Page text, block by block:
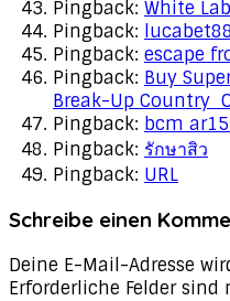
Pingback: White
Pingback: lucabet88
Pingback: escape
Pingback: Buy
Break-Up Country
Pingback: bcm
Pingback: รักษาสิว
Pingback: URL
Schreibe einen
Deine E-Mail-Adresse
Erforderliche Felder sind